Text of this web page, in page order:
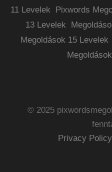
11 Levelek
Pixwords
13 Levelek
Megoldások 15 Levelek
© 2025
Privacy Policy